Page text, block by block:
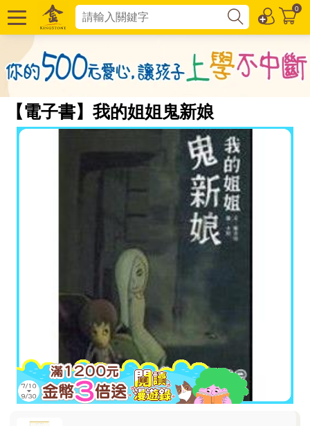
0
【電子書】我的姐姐鬼新娘